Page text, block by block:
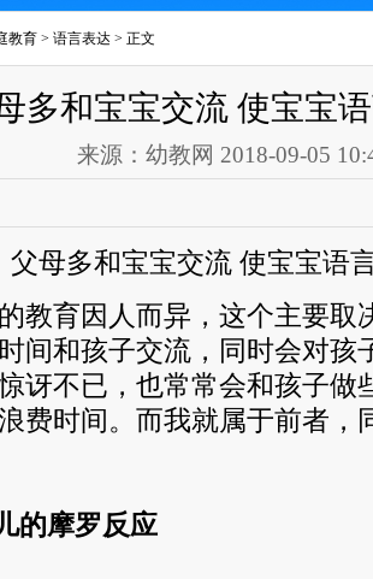
教育 > 语言表达 > 正文
多和宝宝交流 使宝宝
来源：幼教网 2018-09-05
父母多和宝宝交流 使宝宝语
育因人而异，这个主要取
间和孩子交流，同时会对孩
讶不已，也常常会和孩子做
费时间。而我就属于前者，
摩罗反应